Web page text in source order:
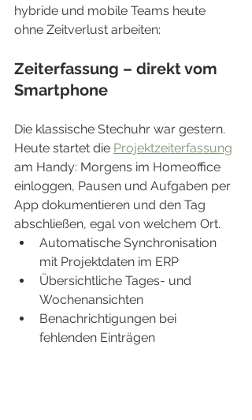
hybride und mobile Teams heute
ohne Zeitverlust arbeiten:
Zeiterfassung – direkt vom
Smartphone
Die klassische Stechuhr war gestern.
Heute startet die Projektzeiterfassung
am Handy: Morgens im Homeoffice
einloggen, Pausen und Aufgaben per
App dokumentieren und den Tag
abschließen, egal von welchem Ort.
Automatische Synchronisation
mit Projektdaten im ERP
Übersichtliche Tages- und
Wochenansichten
Benachrichtigungen bei
fehlenden Einträgen